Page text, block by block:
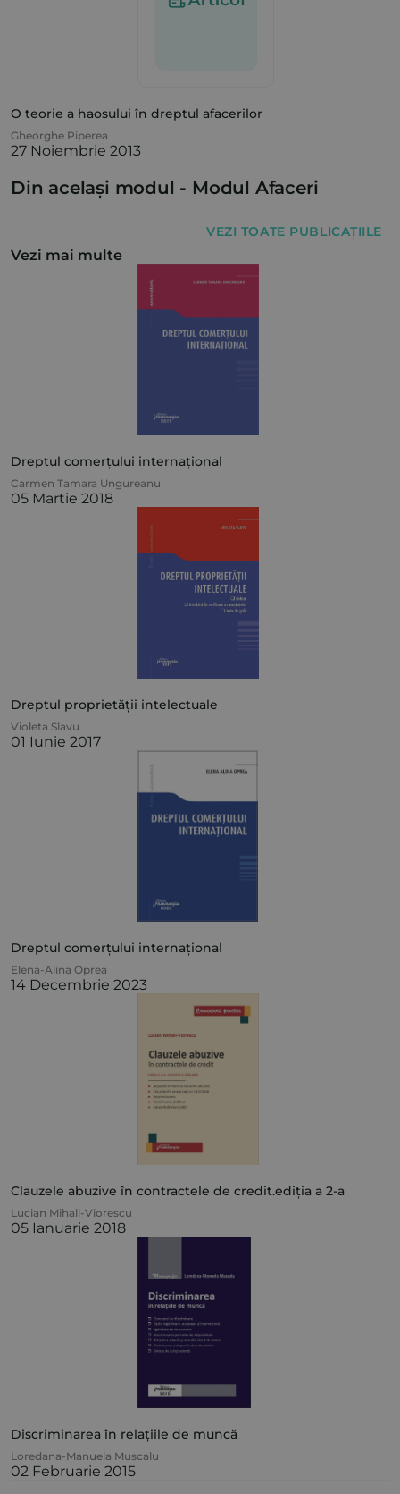
O teorie a haosului în dreptul afacerilor
Gheorghe Piperea
27 Noiembrie 2013
Din același modul - Modul Afaceri
VEZI TOATE PUBLICAȚIILE
Vezi mai multe
Dreptul comerțului internațional
Carmen Tamara Ungureanu
05 Martie 2018
Dreptul proprietății intelectuale
Violeta Slavu
01 Iunie 2017
Dreptul comerțului internațional
Elena-Alina Oprea
14 Decembrie 2023
Clauzele abuzive în contractele de credit.ediția a 2-a
Lucian Mihali-Viorescu
05 Ianuarie 2018
Discriminarea în relațiile de muncă
Loredana-Manuela Muscalu
02 Februarie 2015